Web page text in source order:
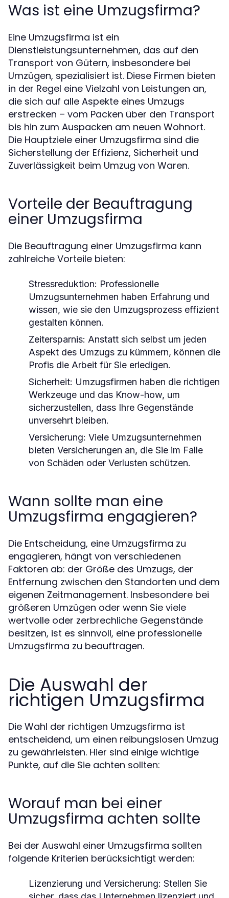
Was ist eine Umzugsfirma?
Eine Umzugsfirma ist ein
Dienstleistungsunternehmen, das auf den
Transport von Gütern, insbesondere bei
Umzügen, spezialisiert ist. Diese Firmen bieten
in der Regel eine Vielzahl von Leistungen an,
die sich auf alle Aspekte eines Umzugs
erstrecken – vom Packen über den Transport
bis hin zum Auspacken am neuen Wohnort.
Die Hauptziele einer Umzugsfirma sind die
Sicherstellung der Effizienz, Sicherheit und
Zuverlässigkeit beim Umzug von Waren.
Vorteile der Beauftragung
einer Umzugsfirma
Die Beauftragung einer Umzugsfirma kann
zahlreiche Vorteile bieten:
Stressreduktion: Professionelle
Umzugsunternehmen haben Erfahrung und
wissen, wie sie den Umzugsprozess effizient
gestalten können.
Zeitersparnis: Anstatt sich selbst um jeden
Aspekt des Umzugs zu kümmern, können die
Profis die Arbeit für Sie erledigen.
Sicherheit: Umzugsfirmen haben die richtigen
Werkzeuge und das Know-how, um
sicherzustellen, dass Ihre Gegenstände
unversehrt bleiben.
Versicherung: Viele Umzugsunternehmen
bieten Versicherungen an, die Sie im Falle
von Schäden oder Verlusten schützen.
Wann sollte man eine
Umzugsfirma engagieren?
Die Entscheidung, eine Umzugsfirma zu
engagieren, hängt von verschiedenen
Faktoren ab: der Größe des Umzugs, der
Entfernung zwischen den Standorten und dem
eigenen Zeitmanagement. Insbesondere bei
größeren Umzügen oder wenn Sie viele
wertvolle oder zerbrechliche Gegenstände
besitzen, ist es sinnvoll, eine professionelle
Umzugsfirma zu beauftragen.
Die Auswahl der
richtigen Umzugsfirma
Die Wahl der richtigen Umzugsfirma ist
entscheidend, um einen reibungslosen Umzug
zu gewährleisten. Hier sind einige wichtige
Punkte, auf die Sie achten sollten:
Worauf man bei einer
Umzugsfirma achten sollte
Bei der Auswahl einer Umzugsfirma sollten
folgende Kriterien berücksichtigt werden:
Lizenzierung und Versicherung: Stellen Sie